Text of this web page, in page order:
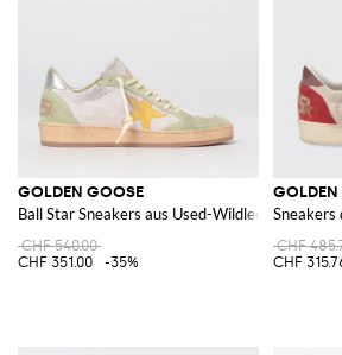
GOLDEN GOOSE
Ball Star Sneakers aus Used-Wildleder
CHF 540.00
CHF 351.00
-35%
Sneakers
CHF
CHF